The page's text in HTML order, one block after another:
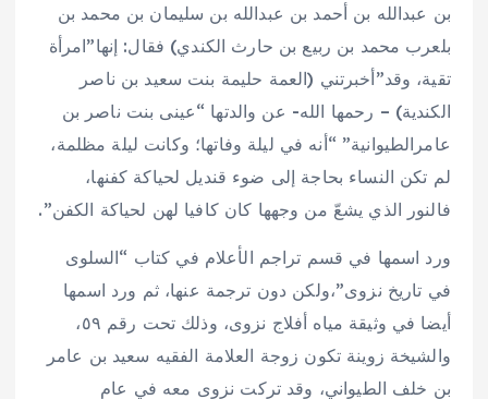
بن عبدالله بن أحمد بن عبدالله بن سليمان بن محمد بن
بلعرب محمد بن ربيع بن حارث الكندي) فقال: إنها”امرأة
تقية، وقد”أخبرتني (العمة حليمة بنت سعيد بن ناصر
الكندية) – رحمها الله- عن والدتها “عينى بنت ناصر بن
عامرالطيوانية” “أنه في ليلة وفاتها؛ وكانت ليلة مظلمة،
لم تكن النساء بحاجة إلى ضوء قنديل لحياكة كفنها،
فالنور الذي يشعّ من وجهها كان كافيا لهن لحياكة الكفن”.
ورد اسمها في قسم تراجم الأعلام في كتاب “السلوى
في تاريخ نزوى”،ولكن دون ترجمة عنها، ثم ورد اسمها
أيضا في وثيقة مياه أفلاج نزوى، وذلك تحت رقم ٥٩،
والشيخة زوينة تكون زوجة العلامة الفقيه سعيد بن عامر
بن خلف الطيواني، وقد تركت نزوى معه في عام